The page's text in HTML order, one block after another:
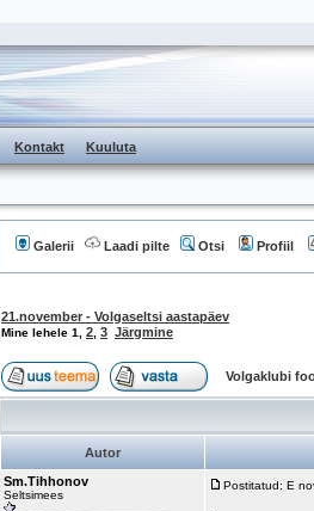
Kontakt Kuuluta
Galerii Laadi pilte Otsi Profiil
21.november - Volgaseltsi aastapäev
Mine lehele 1 2 3 Järgmine
Volgaklubi
Autor
Sm.Tihhonov
Seltsimees
Postitatud: E